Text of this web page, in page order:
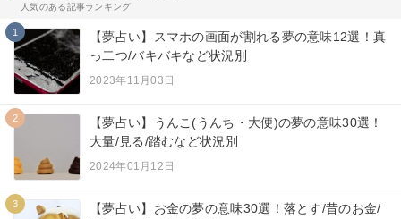
人気のある記事ランキング
1
【夢占い】スマホの画面が割れる夢の意味12選！真
っ二つ/バキバキなど状況別
2023年11月03日
2
【夢占い】うんこ(うんち・大便)の夢の意味30選！
大量/見る/踏むなど状況別
2024年01月12日
3
【夢占い】お金の夢の意味30選！落とす/昔のお金/